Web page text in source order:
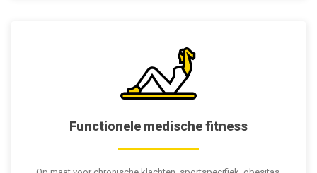
Functionele medische fitness